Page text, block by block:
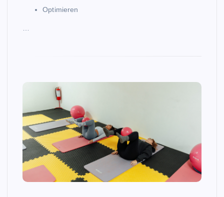
Optimieren